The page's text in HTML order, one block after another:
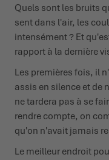
Quels sont les bruits
sent dans l'air, les
intensément ? Et
rapport à la dernière
Les premières fois, il
assis en silence et de
ne tardera pas à se
rendre compte, on
qu'on n'avait jamais
Le meilleur endroit